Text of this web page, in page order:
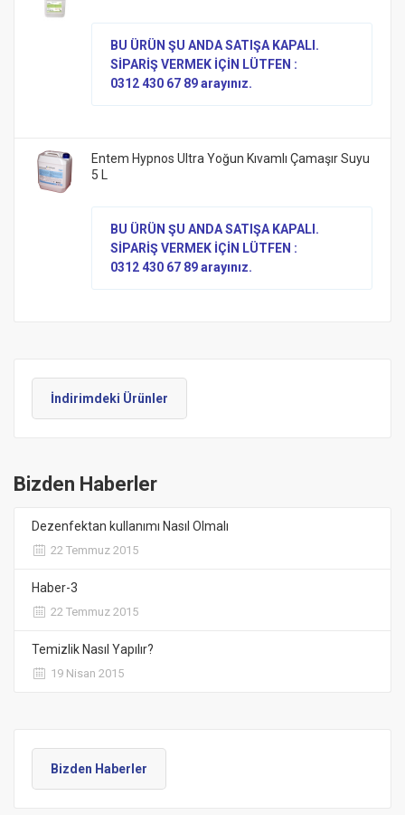
BU ÜRÜN ŞU ANDA SATIŞA KAPALI.
SİPARİŞ VERMEK İÇİN LÜTFEN :
0312 430 67 89 arayınız.
Entem Hypnos Ultra Yoğun Kıvamlı Çamaşır Suyu
5 L
BU ÜRÜN ŞU ANDA SATIŞA KAPALI.
SİPARİŞ VERMEK İÇİN LÜTFEN :
0312 430 67 89 arayınız.
İndirimdeki Ürünler
Bizden Haberler
Dezenfektan kullanımı Nasıl Olmalı
22 Temmuz 2015
Haber-3
22 Temmuz 2015
Temizlik Nasıl Yapılır?
19 Nisan 2015
Bizden Haberler